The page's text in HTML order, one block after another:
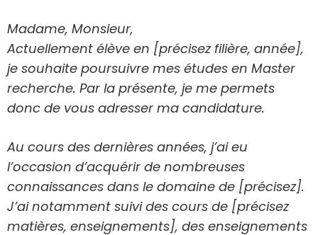
Madame, Monsieur,
Actuellement élève en [précisez filière, année],
je souhaite poursuivre mes études en Master
recherche. Par la présente, je me permets
donc de vous adresser ma candidature.
Au cours des dernières années, j’ai eu
l’occasion d’acquérir de nombreuses
connaissances dans le domaine de [précisez].
J’ai notamment suivi des cours de [précisez
matières, enseignements], des enseignements